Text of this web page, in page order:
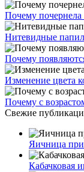
Почему почернела
Нитевидные
Почему
Изменение цвета
Почему с
Свежие
Яичница при
Кабачковая